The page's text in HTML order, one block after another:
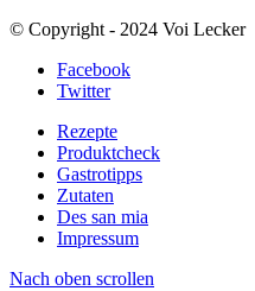
© Copyright - 2024 Voi Lecker
Facebook
Twitter
Rezepte
Produktcheck
Gastrotipps
Zutaten
Des san mia
Impressum
Nach oben scrollen